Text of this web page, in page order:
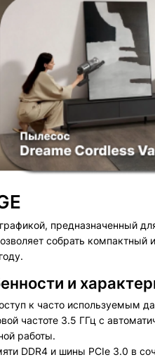
предназначенный
собрать
и
к часто используемым
частоте 3.5 ГГц с
работы.
DDR4 и шины PCIe 3.0 в